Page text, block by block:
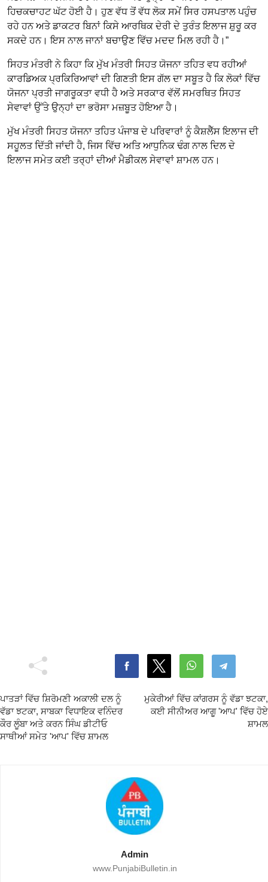
ਹਿਚਕਚਾਹਟ ਘੱਟ ਹੋਈ ਹੈ। ਹੁਣ ਵੱਧ ਤੋਂ ਵੱਧ ਲੋਕ ਸਮੇਂ ਸਿਰ ਹਸਪਤਾਲ ਪਹੁੰਚ
ਰਹੇ ਹਨ ਅਤੇ ਡਾਕਟਰ ਬਿਨਾਂ ਕਿਸੇ ਆਰਥਿਕ ਦੇਰੀ ਦੇ ਤੁਰੰਤ ਇਲਾਜ ਸ਼ੁਰੂ ਕਰ
ਸਕਦੇ ਹਨ। ਇਸ ਨਾਲ ਜਾਨਾਂ ਬਚਾਉਣ ਵਿੱਚ ਮਦਦ ਮਿਲ ਰਹੀ ਹੈ।”
ਸਿਹਤ ਮੰਤਰੀ ਨੇ ਕਿਹਾ ਕਿ ਮੁੱਖ ਮੰਤਰੀ ਸਿਹਤ ਯੋਜਨਾ ਤਹਿਤ ਵਧ ਰਹੀਆਂ
ਕਾਰਡਿਅਕ ਪ੍ਰਕਿਰਿਆਵਾਂ ਦੀ ਗਿਣਤੀ ਇਸ ਗੱਲ ਦਾ ਸਬੂਤ ਹੈ ਕਿ ਲੋਕਾਂ ਵਿੱਚ
ਯੋਜਨਾ ਪ੍ਰਤੀ ਜਾਗਰੂਕਤਾ ਵਧੀ ਹੈ ਅਤੇ ਸਰਕਾਰ ਵੱਲੋਂ ਸਮਰਥਿਤ ਸਿਹਤ
ਸੇਵਾਵਾਂ ਉੱਤੇ ਉਨ੍ਹਾਂ ਦਾ ਭਰੋਸਾ ਮਜ਼ਬੂਤ ਹੋਇਆ ਹੈ।
ਮੁੱਖ ਮੰਤਰੀ ਸਿਹਤ ਯੋਜਨਾ ਤਹਿਤ ਪੰਜਾਬ ਦੇ ਪਰਿਵਾਰਾਂ ਨੂੰ ਕੈਸ਼ਲੈੱਸ ਇਲਾਜ ਦੀ
ਸਹੂਲਤ ਦਿੱਤੀ ਜਾਂਦੀ ਹੈ, ਜਿਸ ਵਿੱਚ ਅਤਿ ਆਧੁਨਿਕ ਢੰਗ ਨਾਲ ਦਿਲ ਦੇ
ਇਲਾਜ ਸਮੇਤ ਕਈ ਤਰ੍ਹਾਂ ਦੀਆਂ ਮੈਡੀਕਲ ਸੇਵਾਵਾਂ ਸ਼ਾਮਲ ਹਨ।
ਪਾਤੜਾਂ ਵਿੱਚ ਸ਼ਿਰੋਮਣੀ ਅਕਾਲੀ ਦਲ ਨੂੰ
ਵੱਡਾ ਝਟਕਾ, ਸਾਬਕਾ ਵਿਧਾਇਕ ਵਨਿੰਦਰ
ਕੌਰ ਲੂੰਬਾ ਅਤੇ ਕਰਨ ਸਿੰਘ ਡੀਟੀਓ
ਸਾਥੀਆਂ ਸਮੇਤ 'ਆਪ' ਵਿੱਚ ਸ਼ਾਮਲ
ਮੁਕੇਰੀਆਂ ਵਿੱਚ ਕਾਂਗਰਸ ਨੂੰ ਵੱਡਾ ਝਟਕਾ,
ਕਈ ਸੀਨੀਅਰ ਆਗੂ 'ਆਪ' ਵਿੱਚ ਹੋਏ
ਸ਼ਾਮਲ
Admin
www.PunjabiBulletin.in